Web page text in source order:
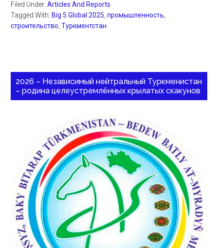
Filed Under:Articles And Reports
Tagged With: Big 5 Global 2025 ,промышленность
строительство ,Туркментстан
2026 – Независимый нейтральный Туркменистан
– родина целеустремлённых крылатых скакунов